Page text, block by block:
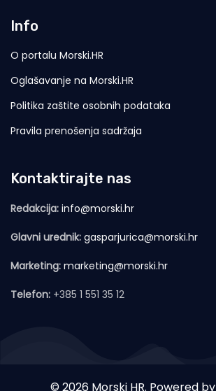
Info
O portalu Morski.HR
Oglašavanje na Morski.HR
Politika zaštite osobnih podataka
Pravila prenošenja sadržaja
Kontaktirajte nas
Redakcija: info@morski.hr
Glavni urednik: gasparjurica@morski.hr
Marketing: marketing@morski.hr
Telefon: +385 1 551 35 12
© 2026 Morski HR. Powered by